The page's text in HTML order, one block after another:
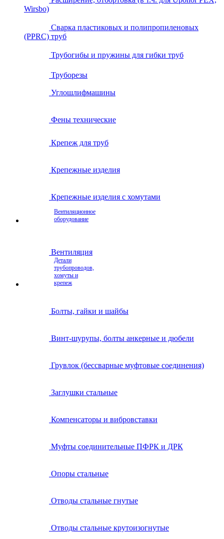
Wirsbo)
Сварка пластиковых и полипропиленовых
(PPRC) труб
Трубогибы и пружины для гибки труб
Труборезы
Углошлифмашины
Фены технические
Крепеж для труб
Крепежные изделия
Крепежные изделия с хомутами
Вентиляционное
оборудование
Вентиляция
Детали
трубопроводов,
хомуты и
крепеж
Болты, гайки и шайбы
Винт-шурупы, болты анкерные и дюбели
Грувлок (бессварные муфтовые соединения)
Заглушки стальные
Компенсаторы и вибровставки
Муфты соединительные ПФРК и ДРК
Опоры стальные
Отводы стальные гнутые
Отводы стальные крутоизогнутые